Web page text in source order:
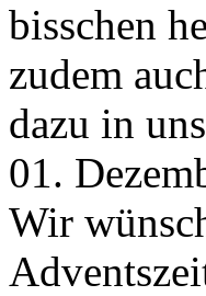
bisschen
zudem
dazu in
01.
Wir